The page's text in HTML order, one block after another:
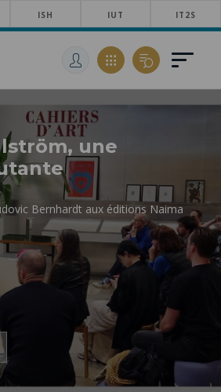
ISH IUT IT2S
une
Bernhardt aux éditions Naima